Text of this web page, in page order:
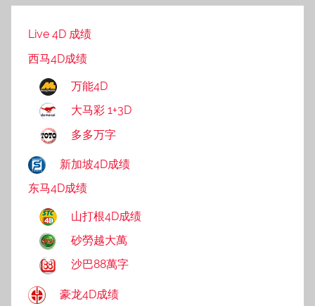
Live 4D 成绩
西马4D成绩
万能4D
大马彩 1+3D
多多万字
新加坡4D成绩
东马4D成绩
山打根4D成绩
砂勞越大萬
沙巴88萬字
豪龙4D成绩